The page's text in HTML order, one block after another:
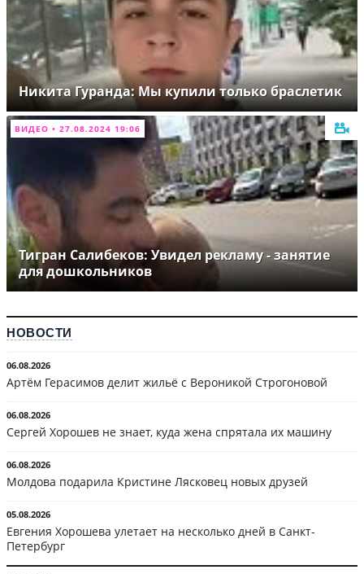
Никита Гуранда: Мы купили только браслетик
ВИДЕО • 27.08.2024 19:06
Тигран Салибеков: Увидел рекламу - занятие
для дошкольников
НОВОСТИ
06.08.2026
Артём Герасимов делит жильё с Вероникой Строгоновой
06.08.2026
Сергей Хорошев не знает, куда жена спрятала их машину
06.08.2026
Молдова подарила Кристине Лясковец новых друзей
05.08.2026
Евгения Хорошева улетает на несколько дней в Санкт-
Петербург